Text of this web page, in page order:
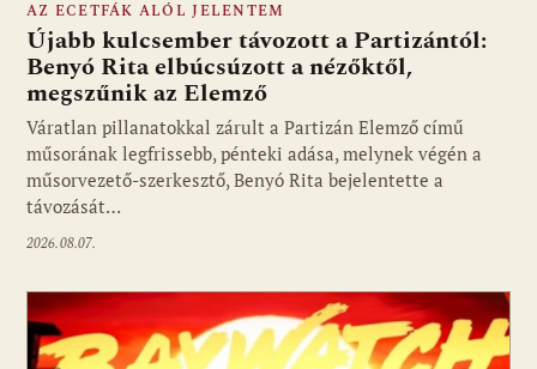
Fotó: media1.hu
AZ ECETFÁK ALÓL JELENTEM
Újabb kulcsember távozott a Partizántól:
Benyó Rita elbúcsúzott a nézőktől,
megszűnik az Elemző
Váratlan pillanatokkal zárult a Partizán Elemző című
műsorának legfrissebb, pénteki adása, melynek végén a
műsorvezető-szerkesztő, Benyó Rita bejelentette a
távozását…
2026.08.07.